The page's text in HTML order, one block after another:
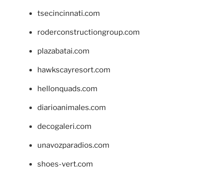
tsecincinnati.com
roderconstructiongroup.com
plazabatai.com
hawkscayresort.com
hellonquads.com
diarioanimales.com
decogaleri.com
unavozparadios.com
shoes-vert.com